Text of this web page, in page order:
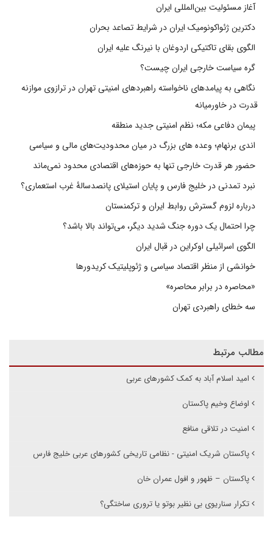
آغاز مسئولیت بین‌المللی ایران
دکترین ژئواکونومیک ایران در شرایط تصاعد بحران
الگوی بقای تاکتیکی اردوغان با نیرنگ علیه ایران
گره سیاست خارجی ایران چیست؟
نگاهی به پیامدهای ناخواسته راهبردهای امنیتی تهران در ترازوی موازنه
قدرت در خاورمیانه
پیمان دفاعی مکه؛ نظم امنیتی جدید منطقه
اندی برنهام؛ وعده های بزرگ در میان محدودیت‌های مالی و سیاسی
حضور هر قدرت خارجی تنها به حوزه‌های اقتصادی محدود نمی‌ماند
نبرد تمدنی در خلیج فارس و پایان استیلای پانصدسالۀ غرب استعماری؟
درباره لزوم گسترش روابط ایران و ترکمنستان
چرا احتمال یک دوره جنگ شدید دیگر، می‌تواند بالا باشد؟
الگوی اسرائیلی اوکراین در قبال ایران
خوانشی از منظر اقتصاد سیاسی و ژئوپلیتیک کریدورها
«محاصره در برابر محاصره»
سه خطای راهبردی تهران
مطالب مرتبط
امید اسلام آباد به کمک کشورهای عربی
اوضاع وخیم پاکستان
امنیت در تلاقی منافع
پاکستان شریک امنیتی - نظامی تاریخی کشورهای عربی خلیج فارس
پاکستان – ظهور و افول عمران خان
تکرار سناریوی بی نظیر بوتو یا تروری ساختگی؟